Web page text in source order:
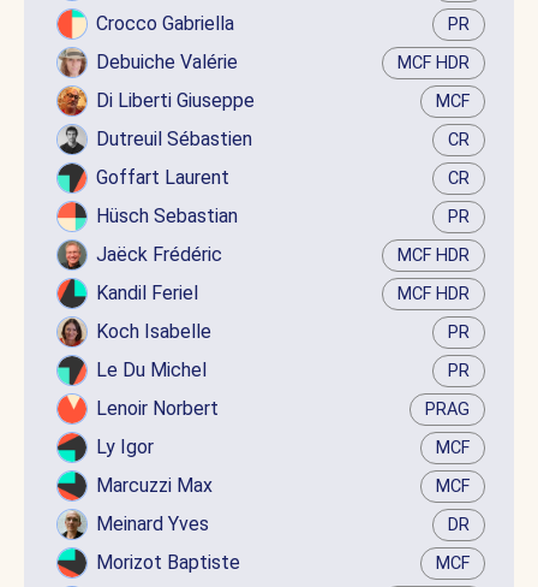
Crocco Gabriella PR
Debuiche Valérie MCF HDR
Di Liberti Giuseppe MCF
Dutreuil Sébastien CR
Goffart Laurent CR
Hüsch Sebastian PR
Jaëck Frédéric MCF HDR
Kandil Feriel MCF HDR
Koch Isabelle PR
Le Du Michel PR
Lenoir Norbert PRAG
Ly Igor MCF
Marcuzzi Max MCF
Meinard Yves DR
Morizot Baptiste MCF